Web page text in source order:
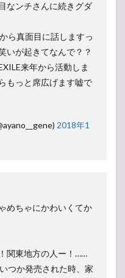
なンチさんに続きグダ
ら真面目に話しますっ
いが起きてなんで？？
来年から活動しま
もっと席広げます嘘で
2018年1
めちゃにかわいくてか
関東地方の人ー！……
つか発売された時、家